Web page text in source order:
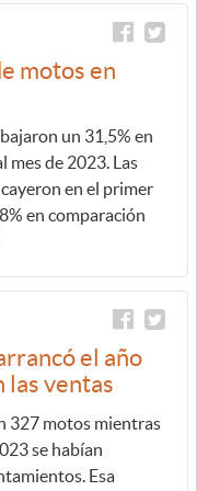
motos en
un 31,5% en
mes de 2023. Las
en el primer
en comparación
el año
las ventas
327 motos mientras
se habían
Esa